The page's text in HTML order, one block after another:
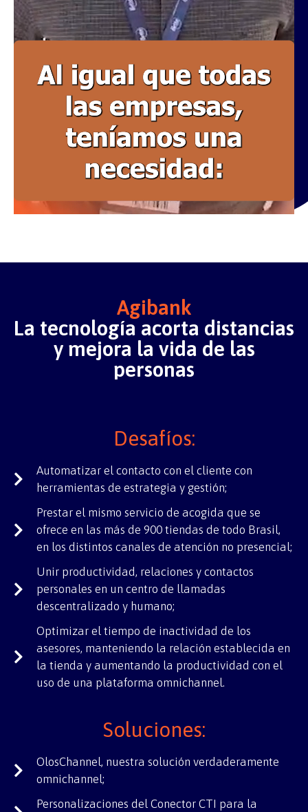
Agibank
La tecnología acorta distancias
y mejora la vida de las
personas
Desafíos:
Automatizar el contacto con el cliente con
herramientas de estrategia y gestión;
Prestar el mismo servicio de acogida que se
ofrece en las más de 900 tiendas de todo Brasil,
en los distintos canales de atención no presencial;
Unir productividad, relaciones y contactos
personales en un centro de llamadas
descentralizado y humano;
Optimizar el tiempo de inactividad de los
asesores, manteniendo la relación establecida en
la tienda y aumentando la productividad con el
uso de una plataforma omnichannel.
Soluciones:
OlosChannel, nuestra solución verdaderamente
omnichannel;
Personalizaciones del Conector CTI para la